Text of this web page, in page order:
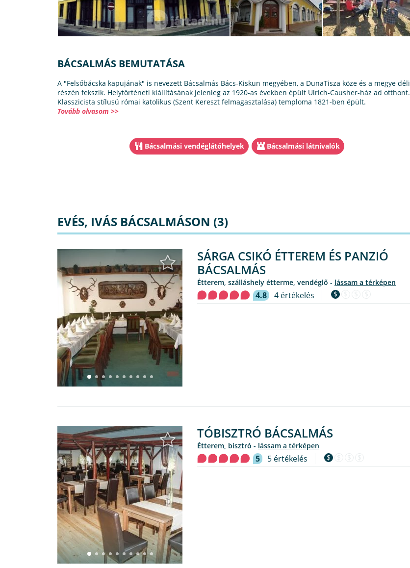
BÁCSALMÁS BEMUTATÁSA
A "Felsőbácska kapujának" is nevezett Bácsalmás Bács-Kiskun megyében, a DunaTisza köze és a megye déli
részén fekszik. Helytörténeti kiállításának jelenleg az 1920-as években épült Ulrich-Causher-ház ad otthont.
Klasszicista stílusú római katolikus (Szent Kereszt felmagasztalása) temploma 1821-ben épült.
Tovább olvasom >>
Bácsalmási vendéglátóhelyek Bácsalmási látnivalók
EVÉS, IVÁS BÁCSALMÁSON (3)
SÁRGA CSIKÓ ÉTTEREM ÉS PANZIÓ
BÁCSALMÁS
étterem, szálláshely étterme, vendéglő - lássam a térképen
4.8 4 értékelés $
TÓBISZTRÓ BÁCSALMÁS
étterem, bisztró - lássam a térképen
5 5 értékelés $